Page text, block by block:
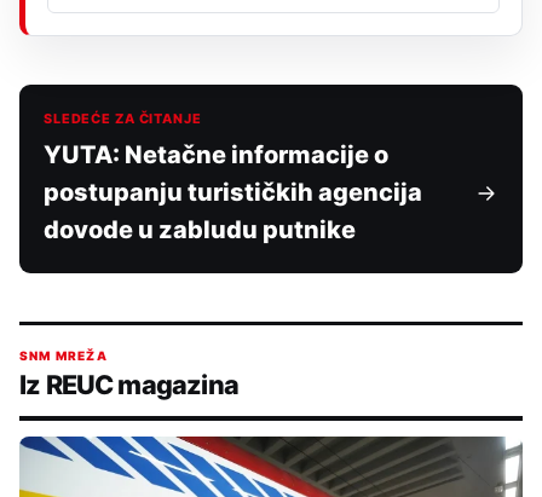
SLEDEĆE ZA ČITANJE
YUTA: Netačne informacije o
postupanju turističkih agencija
dovode u zabludu putnike
SNM MREŽA
Iz REUC magazina